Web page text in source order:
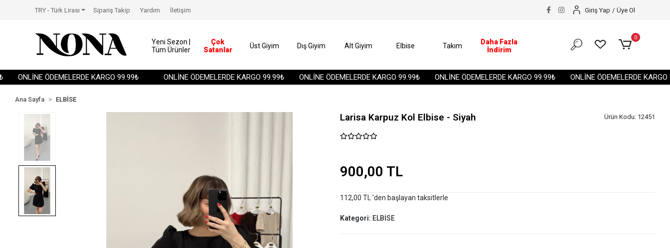
ONLİNE ÖDEMELERDE KARGO 99.99₺ ONLİNE ÖDEMELERDE KARGO 99.99₺ ONLİNE ÖDEMELERDE KARGO 99.99₺ ONLİNE ÖDEMELERDE KARGO 99.99₺ ONLİNE ÖDEMELERDE KARGO
TRY - Türk Lirası Sipariş Takip Yardım İletişim Giriş Yap / Üye Ol
Yeni Sezon |
Tüm Ürünler
Çok
Satanlar
Üst Giyim Dış Giyim Alt Giyim Elbise Takım
Daha Fazla
İndirim
0
Ana Sayfa ELBİSE
Larisa Karpuz Kol Elbise - Siyah Ürün Kodu: 12451
900,00 TL
112,00 TL 'den başlayan taksitlerle
Kategori: ELBİSE